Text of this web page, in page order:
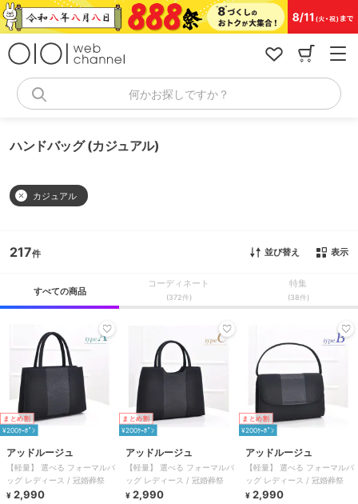
コ
ン
何かお探しですか？
ハンドバッグ (カジュアル)
カジュアル
217 並び替え 表示
すべての商品
コーディネート
(372件)
特集
(38件)
まとめ割
¥200ｸｰﾎﾟﾝ
アッドルージュ
【軽量】 選べる フォーマルバ
ッグ レディース / 冠婚葬祭
¥ 2,990
まとめ割
¥200ｸｰﾎﾟﾝ
アッドルージュ
【軽量】 選べる フォーマルバ
ッグ レディース / 冠婚葬祭
¥ 2,990
まとめ割
¥200ｸｰﾎﾟﾝ
アッドルージュ
【軽量】 選べる フォーマルバ
ッグ レディース / 冠婚葬祭
¥ 2,990